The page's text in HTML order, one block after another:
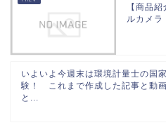
【商品
ルカメ
いよいよ今週末は環境計量士の国
験！ これまで作成した記事と動画
と...